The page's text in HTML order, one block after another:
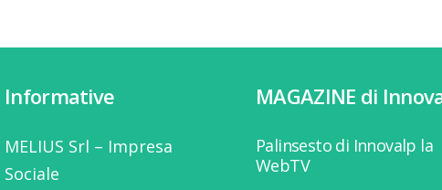
Informative
MELIUS Srl – Impresa
Sociale
MAGAZINE di
Palinsesto di Innovalp la
WebTV